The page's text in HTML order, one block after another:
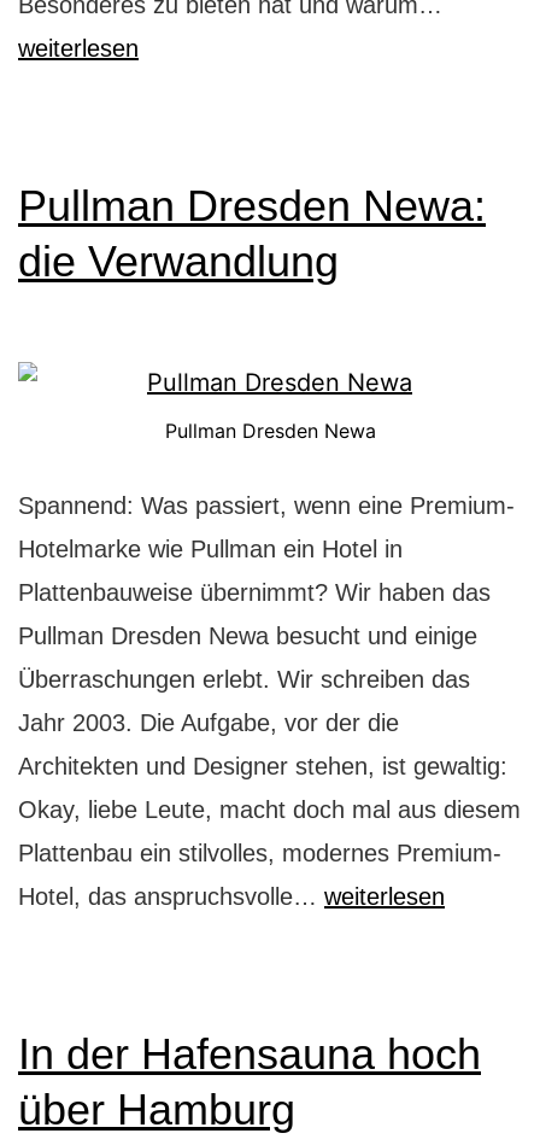
weiterlesen
Pullman Dresden Newa:
die Verwandlung
Pullman Dresden Newa
Spannend: Was passiert, wenn eine Premium-
Hotelmarke wie Pullman ein Hotel in
Plattenbauweise übernimmt? Wir haben das
Pullman Dresden Newa besucht und einige
Überraschungen erlebt. Wir schreiben das
Jahr 2003. Die Aufgabe, vor der die
Architekten und Designer stehen, ist gewaltig:
Okay, liebe Leute, macht doch mal aus diesem
Plattenbau ein stilvolles, modernes Premium-
Hotel, das anspruchsvolle… Pullman
Verwandlung
weiterlesen
In der Hafensauna hoch
über Hamburg